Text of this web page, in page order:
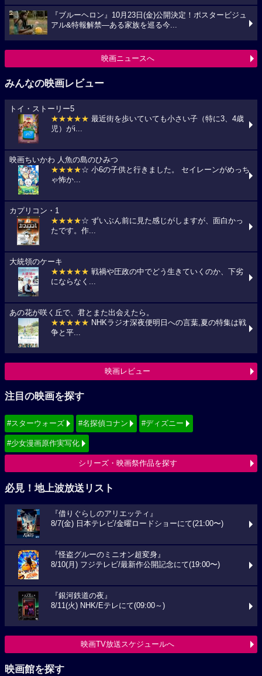
『ブルーヘロン』10月23日(金)公開決定！ポスタービジュ
アル&特報解禁―ある家族を巡る今...
映画ニュースへ
みんなの映画レビュー
トイ・ストーリー5
★★★★★ 最近街を歩いていても小さい子（特に3、4歳
児）がi...
映画ちいかわ 人魚の島のひみつ
★★★★☆ 小6の子供と行きました。 セイレーンがめっち
ゃ怖か...
カプリコン・1
★★★★☆ ずいぶん前に見た感じがしますが、面白かっ
たです。作...
大統領のケーキ
★★★★★ 戦禍や圧政の中でどう生きていくのか、下劣
にならなく...
あの花が咲く丘で、君とまた出会えたら。
★★★★★ NHKラジオ深夜便明日への言葉,夏の特集は戦
争と平...
映画レビュー
注目の映画を探す
#スターウォーズ #名探偵コナン #ディズニー
#少女漫画原作実写化
シリーズ・映画祭作品を探す
必見！地上波放送リスト
『借りぐらしのアリエッティ』
8/7(金) 日本テレビ/金曜ロードショーにて(21:00〜)
『怪盗グルーのミニオン超変身』
8/10(月) フジテレビ/最新作公開記念にて(19:00〜)
『銀河鉄道の夜』
8/11(火) NHK/Eテレにて(09:00～)
映画TV放送スケジュールへ
映画館を探す